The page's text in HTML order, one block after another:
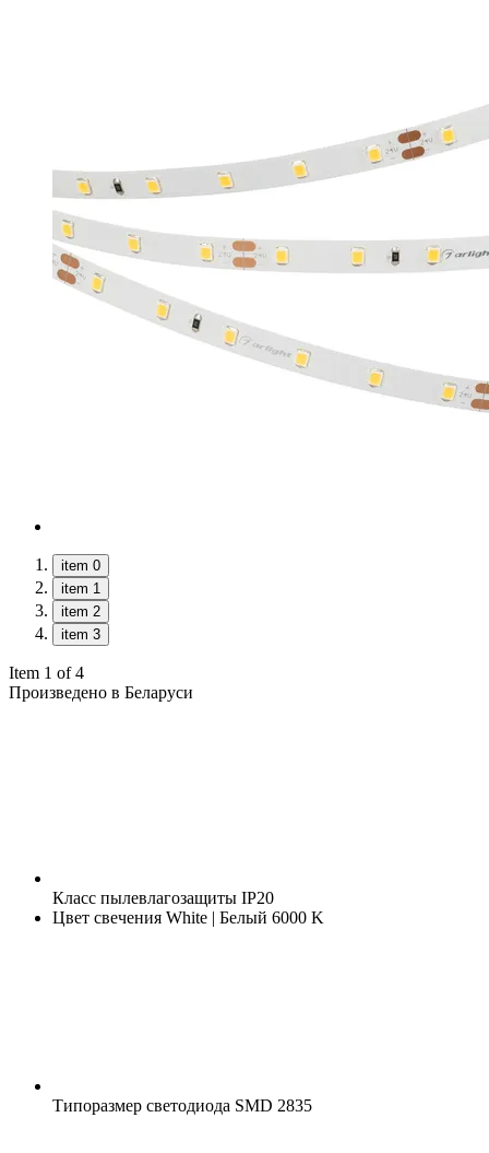
item 0
item 1
item 2
item 3
Item 1 of 4
Произведено в Беларуси
Класс пылевлагозащиты IP20
Цвет свечения White | Белый 6000 K
Типоразмер светодиода SMD 2835